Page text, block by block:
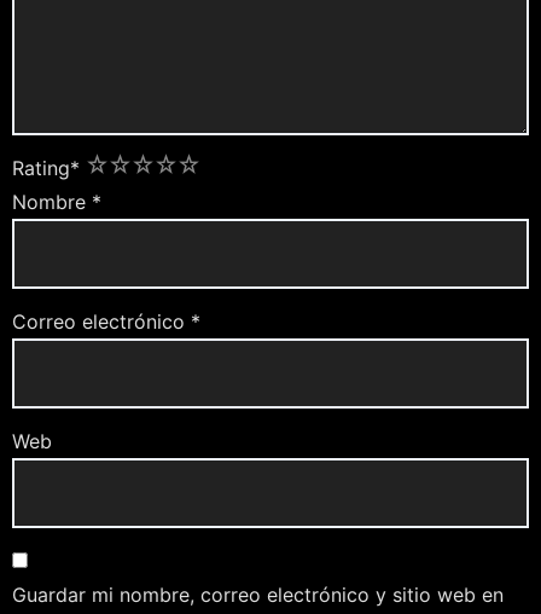
Rating* 5
4
3
2
1
Nombre *
Correo electrónico *
Web
Guardar mi nombre, correo electrónico y sitio web en